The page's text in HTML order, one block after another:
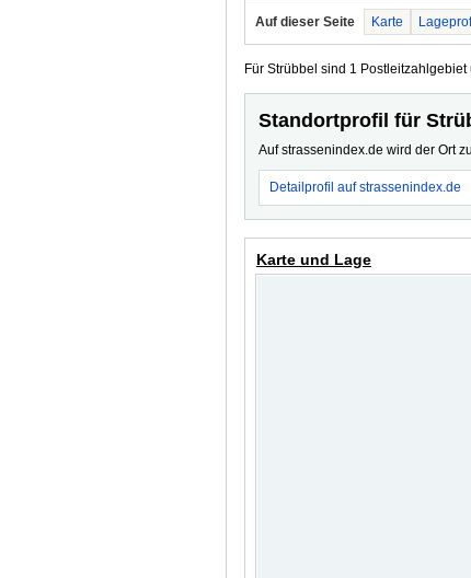
Auf dieser Seite Karte
Für Strübbel sind 1
Standortprofil für
Auf strassenindex.de wird der Ort
Detailprofil auf strassenindex.de
Karte und Lage